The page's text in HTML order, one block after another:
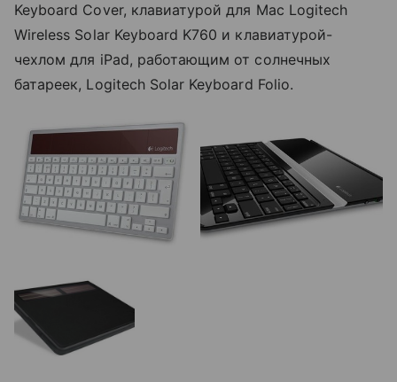
Keyboard Cover, клавиатурой для Mac Logitech
Wireless Solar Keyboard K760 и клавиатурой-
чехлом для iPad, работающим от солнечных
батареек, Logitech Solar Keyboard Folio.